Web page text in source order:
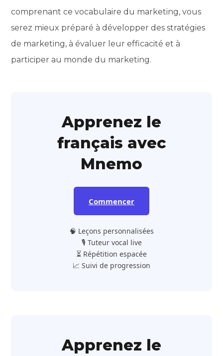
comprenant ce vocabulaire du marketing, vous
serez mieux préparé à développer des stratégies
de marketing, à évaluer leur efficacité et à
participer au monde du marketing.
Apprenez le
français avec
Mnemo
Commencer
🧠 Leçons personnalisées
🎙️ Tuteur vocal live
⏳ Répétition espacée
📈 Suivi de progression
Apprenez le